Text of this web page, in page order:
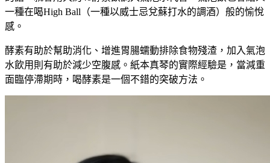
一種在喝High Ball（一種以威士忌兌蘇打水的調酒）般的愉悅
感。
酵素有助於幫助消化、增進胃腸蠕動排除食物殘渣，加入氣泡
水飲用則有助於減少空腹感。紙本真琴的實際經驗是，當減重
面臨停滯期時，喝酵素是一個不錯的突破方法。